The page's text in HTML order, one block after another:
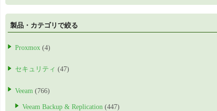
製品・カテゴリで絞る
Proxmox (4)
セキュリティ (47)
Veeam (766)
Veeam Backup & Replication (447)